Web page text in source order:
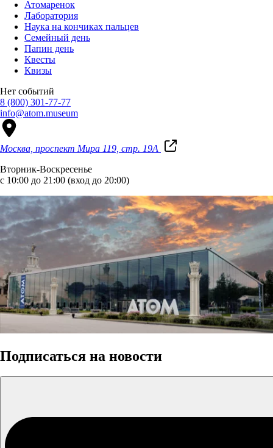
Атомаренок
Лаборатория
Наука на кончиках пальцев
Семейный день
Папин день
Квесты
Квизы
Нет событий
8 (800) 301-77-77
info@atom.museum
Москва, проспект Мира 119, стр. 19А
Вторник-Воскресенье
с 10:00 до 21:00 (вход до 20:00)
Подписаться на новости